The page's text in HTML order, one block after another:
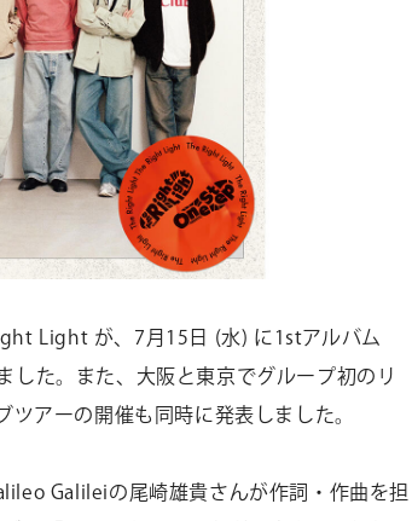
法人のお客様
AUDITION
Amuse Solution
ENGLISH
Light が、 7 月 15 日 (水) に 1stアルバム
した。また、大阪と東京でグループ初のリ
アーの開催も同時に発表しました。
Galileiの尾崎雄貴さんが作詞・作曲を担